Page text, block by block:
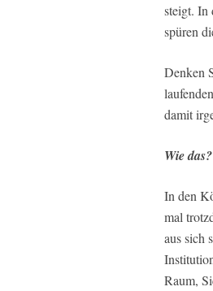
steigt. In
spüren
Denken
damit
Wie das?
In den
mal
aus sich
Raum,